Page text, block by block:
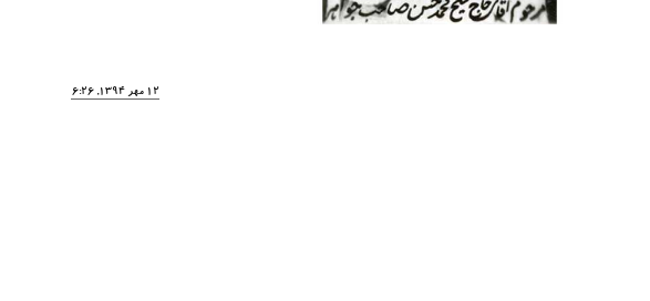
12 مهر 1394, 16:26